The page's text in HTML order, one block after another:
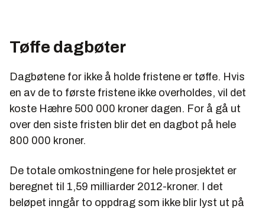
Tøffe dagbøter
Dagbøtene for ikke å holde fristene er tøffe. Hvis
en av de to første fristene ikke overholdes, vil det
koste Hæhre 500 000 kroner dagen. For å gå ut
over den siste fristen blir det en dagbot på hele
800 000 kroner.
De totale omkostningene for hele prosjektet er
beregnet til 1,59 milliarder 2012-kroner. I det
beløpet inngår to oppdrag som ikke blir lyst ut på